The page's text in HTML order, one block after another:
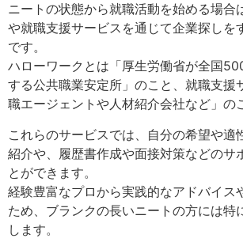
ニートの状態から就職活動を始める場合
や就職支援サービスを通じて企業探しを
です。
ハローワークとは「厚生労働省が全国
する公共職業安定所」のこと、就職支援
職エージェントや人材紹介会社など」の
これらのサービスでは、自分の希望や適
紹介や、履歴書作成や面接対策などのサ
とができます。
経験豊富なプロから実践的なアドバイス
ため、ブランクの長いニートの方には特
します。